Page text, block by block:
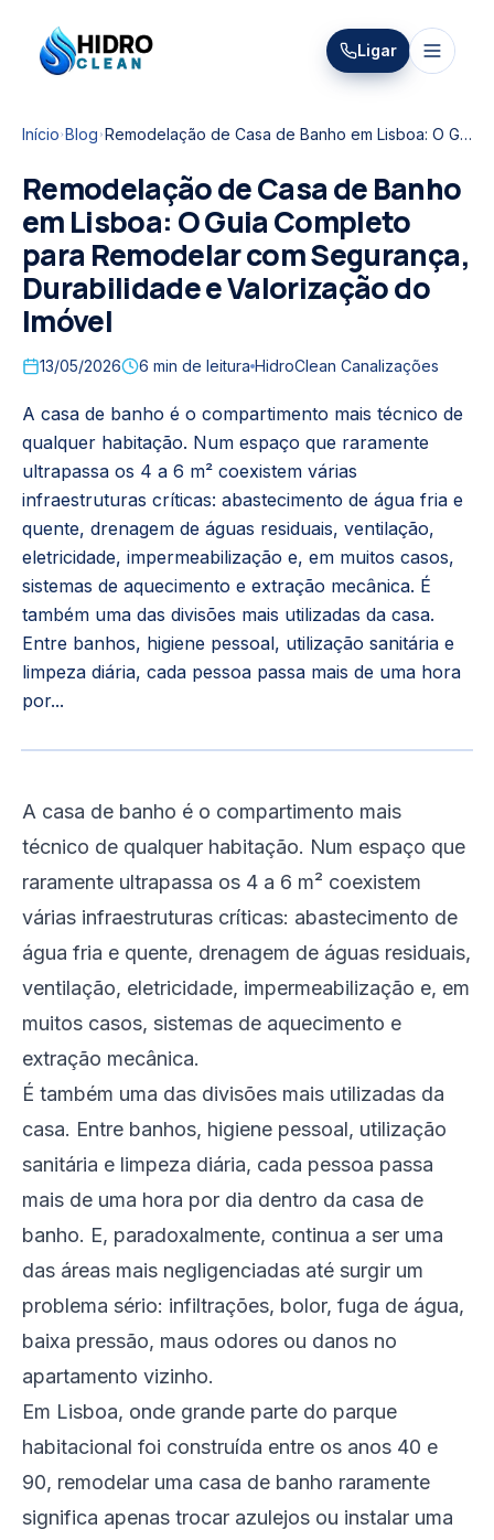
HIDRO
CLEAN
HidroClean Canalizações
Ligar
Início Blog Remodelação de Casa de Banho em Lisboa: O Guia Completo para Remodelar com Segurança, Durabilidade e Valorização do Imóvel
Remodelação de Casa de Banho
em Lisboa: O Guia Completo
para Remodelar com Segurança,
Durabilidade e Valorização do
Imóvel
13/05/2026 6 min de leitura HidroClean Canalizações
A casa de banho é o compartimento mais técnico de
qualquer habitação. Num espaço que raramente
ultrapassa os 4 a 6 m² coexistem várias
infraestruturas críticas: abastecimento de água fria e
quente, drenagem de águas residuais, ventilação,
eletricidade, impermeabilização e, em muitos casos,
sistemas de aquecimento e extração mecânica. É
também uma das divisões mais utilizadas da casa.
Entre banhos, higiene pessoal, utilização sanitária e
limpeza diária, cada pessoa passa mais de uma hora
por...
A casa de banho é o compartimento mais
técnico de qualquer habitação. Num espaço que
raramente ultrapassa os 4 a 6 m² coexistem
várias infraestruturas críticas: abastecimento de
água fria e quente, drenagem de águas residuais,
ventilação, eletricidade, impermeabilização e, em
muitos casos, sistemas de aquecimento e
extração mecânica.
É também uma das divisões mais utilizadas da
casa. Entre banhos, higiene pessoal, utilização
sanitária e limpeza diária, cada pessoa passa
mais de uma hora por dia dentro da casa de
banho. E, paradoxalmente, continua a ser uma
das áreas mais negligenciadas até surgir um
problema sério: infiltrações, bolor, fuga de água,
baixa pressão, maus odores ou danos no
apartamento vizinho.
Em Lisboa, onde grande parte do parque
habitacional foi construída entre os anos 40 e
90, remodelar uma casa de banho raramente
significa apenas trocar azulejos ou instalar uma